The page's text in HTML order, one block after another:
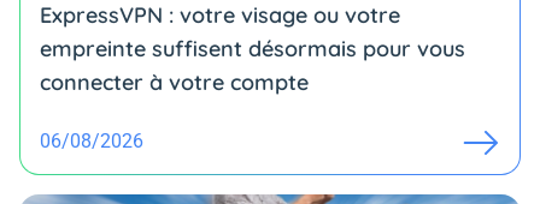
ExpressVPN : votre visage ou votre
empreinte suffisent désormais pour vous
connecter à votre compte
06/08/2026